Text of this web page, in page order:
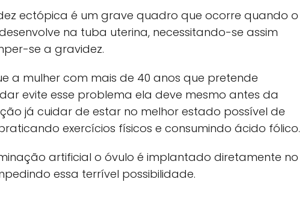
ectópica é um grave quadro que ocorre quando o
na tuba uterina, necessitando-se assim
se a gravidez.
a mulher com mais de 40 anos que pretende
evite esse problema ela deve mesmo antes da
já cuidar de estar no melhor estado possível de
exercícios físicos e consumindo ácido fólico.
artificial o óvulo é implantado diretamente no
essa terrível possibilidade.